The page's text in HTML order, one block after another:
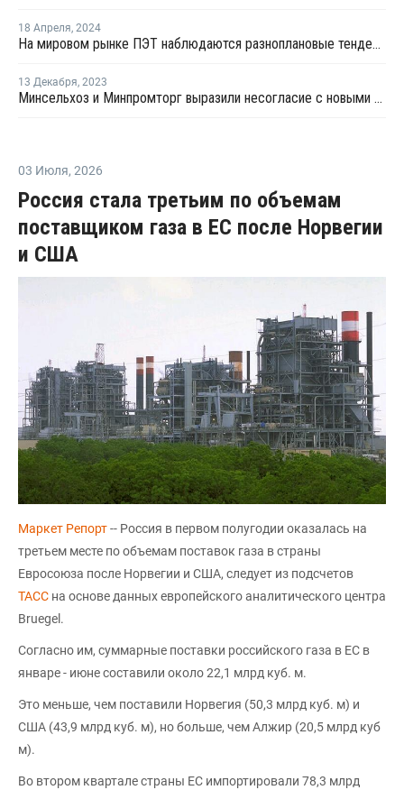
18 Апреля, 2024
На мировом рынке ПЭТ наблюдаются разноплановые тенденции
13 Декабря, 2023
Минсельхоз и Минпромторг выразили несогласие с новыми ставками экосбора
03 Июля, 2026
Россия стала третьим по объемам
поставщиком газа в ЕС после Норвегии
и США
Маркет Репорт-- Россия в первом полугодии оказалась на
третьем месте по объемам поставок газа в страны
Евросоюза после Норвегии и США, следует из подсчетов
ТАСС на основе данных европейского аналитического центра
Bruegel.
Согласно им, суммарные поставки российского газа в ЕС в
январе - июне составили около 22,1 млрд куб. м.
Это меньше, чем поставили Норвегия (50,3 млрд куб. м) и
США (43,9 млрд куб. м), но больше, чем Алжир (20,5 млрд куб
м).
Во втором квартале страны ЕС импортировали 78,3 млрд